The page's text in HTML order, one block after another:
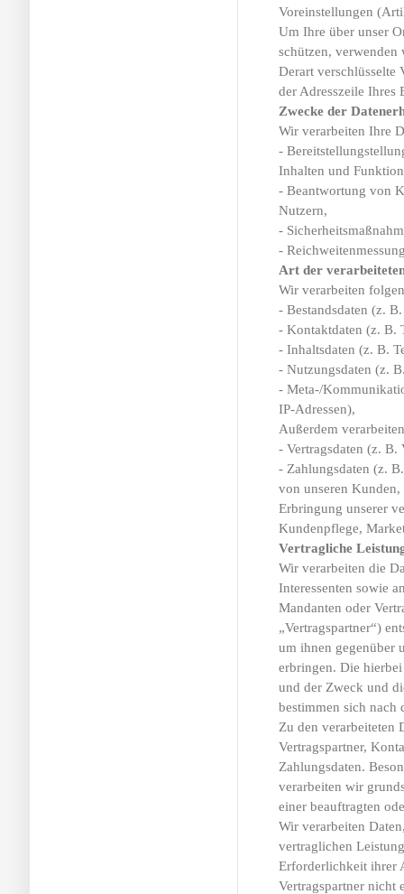
Voreinstellungen
Um Ihre über unser
schützen, verwenden
Derart verschlüsselte
der Adresszeile Ihres
Zwecke der
Wir verarbeiten Ihre
-
Inhalten und
- Beantwortung von
Nutzern,
-
-
Art der
Wir verarbeiten
- Bestandsdaten (z.
- Kontaktdaten (z. B.
- Inhaltsdaten (z. B.
- Nutzungsdaten (z.
- Meta-/
IP-Adressen),
Außerdem
- Vertragsdaten (z. B.
- Zahlungsdaten (z.
von unseren Kunden,
Erbringung unserer
Kundenpflege,
Vertragliche
Wir verarbeiten die
Interessenten sowie
Mandanten oder
„Vertragspartner“)
um ihnen gegenüber
erbringen. Die
und der Zweck und
bestimmen sich nach
Zu den verarbeiteten
Vertragspartner,
Zahlungsdaten.
verarbeiten wir
einer beauftragten
Wir verarbeiten
vertraglichen
Erforderlichkeit ihrer
Vertragspartner nicht